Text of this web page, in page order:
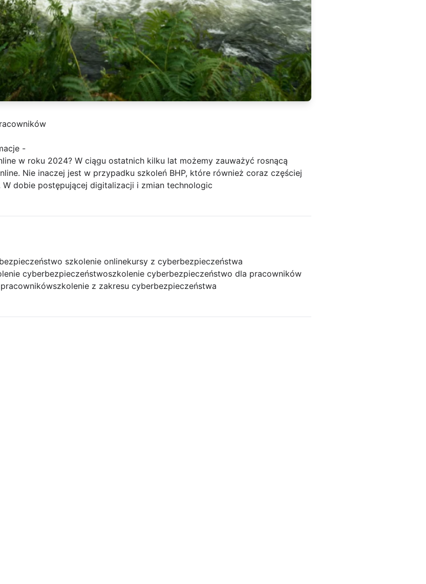
-
w roku 2024? W ciągu ostatnich kilku lat możemy zauważyć rosnącą
Nie inaczej jest w przypadku szkoleń BHP, które również coraz częściej
dobie postępującej digitalizacji i zmian technologic
szkolenie onlinekursy z cyberbezpieczeństwa
cyberbezpieczeństwoszkolenie cyberbezpieczeństwo dla pracowników
szkolenie z zakresu cyberbezpieczeństwa